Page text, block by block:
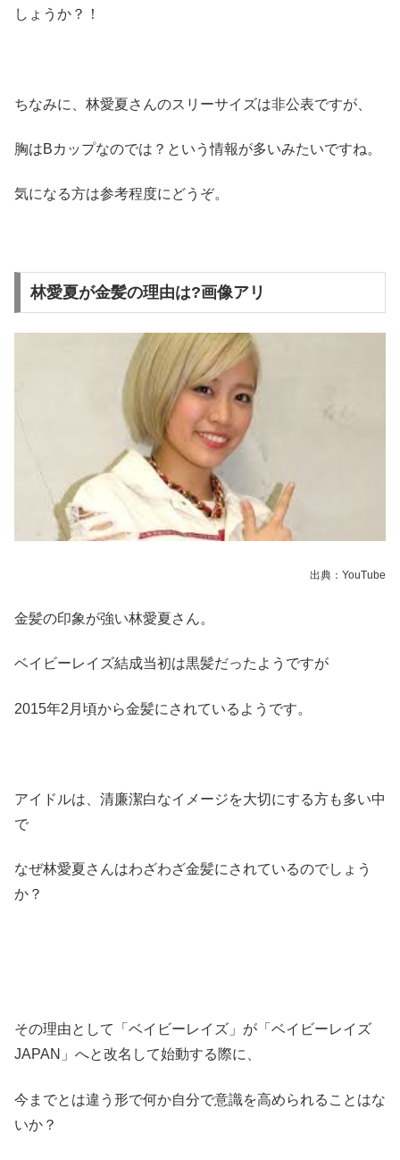
しょうか？！
ちなみに、林愛夏さんのスリーサイズは非公表ですが、
胸はBカップなのでは？という情報が多いみたいですね。
気になる方は参考程度にどうぞ。
林愛夏が金髪の理由は?画像アリ
出典：YouTube
金髪の印象が強い林愛夏さん。
ベイビーレイズ結成当初は黒髪だったようですが
2015年2月頃から金髪にされているようです。
アイドルは、清廉潔白なイメージを大切にする方も多い中
で
なぜ林愛夏さんはわざわざ金髪にされているのでしょう
か？
その理由として「ベイビーレイズ」が「ベイビーレイズ
JAPAN」へと改名して始動する際に、
今までとは違う形で何か自分で意識を高められることはな
いか？